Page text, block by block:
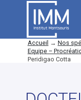
Accueil → Nos
Equipe –
Peridigao Cotta